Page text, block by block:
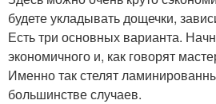
будете укладывать дощечки,
Есть три основных варианта.
экономичного и, как говорят
Именно так стелят
большинстве случаев.